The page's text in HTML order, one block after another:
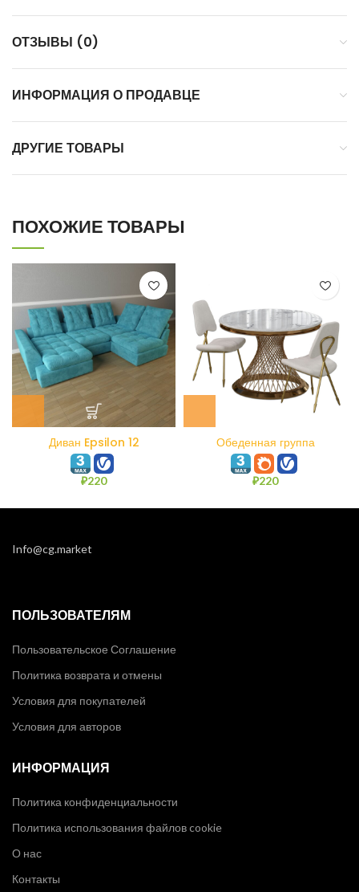
ОТЗЫВЫ (0)
ИНФОРМАЦИЯ О ПРОДАВЦЕ
ДРУГИЕ ТОВАРЫ
ПОХОЖИЕ ТОВАРЫ
Диван Epsilon 12
₽220
Обеденная группа
₽220
Info@cg.market
ПОЛЬЗОВАТЕЛЯМ
Пользовательское Соглашение
Политика возврата и отмены
Условия для покупателей
Условия для авторов
ИНФОРМАЦИЯ
Политика конфиденциальности
Политика использования файлов cookie
О нас
Контакты